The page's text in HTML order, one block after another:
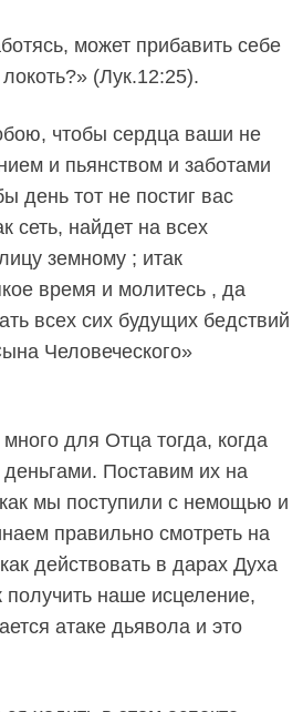
может прибавить себе
(Лук.12:25).
чтобы сердца ваши не
и пьянством и заботами
день тот не постиг вас
сеть, найдет на всех
земному ; итак
время и молитесь , да
всех сих будущих бедствий
Человеческого»
для Отца тогда, когда
Поставим их на
мы поступили с немощью и
правильно смотреть на
действовать в дарах Духа
получить наше исцеление,
атаке дьявола и это